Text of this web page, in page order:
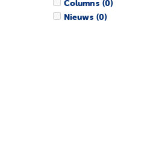
Columns (0)
Nieuws (0)